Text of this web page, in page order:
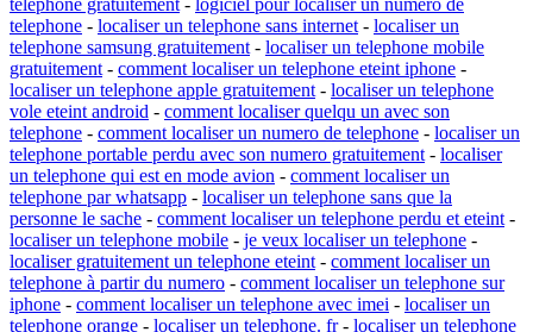
telephone - localiser un telephone sans internet - localiser un
telephone samsung gratuitement - localiser un telephone mobile
gratuitement - comment localiser un telephone eteint iphone -
localiser un telephone apple gratuitement - localiser un telephone
vole eteint android - comment localiser quelqu un avec son
telephone - comment localiser un numero de telephone - localiser un
telephone portable perdu avec son numero gratuitement - localiser
un telephone qui est en mode avion - comment localiser un
telephone par whatsapp - localiser un telephone sans que la
personne le sache - comment localiser un telephone perdu et eteint -
localiser un telephone mobile - je veux localiser un telephone -
localiser gratuitement un telephone eteint - comment localiser un
telephone à partir du numero - comment localiser un telephone sur
iphone - comment localiser un telephone avec imei - localiser un
telephone orange - localiser un telephone. fr- localiser un telephone